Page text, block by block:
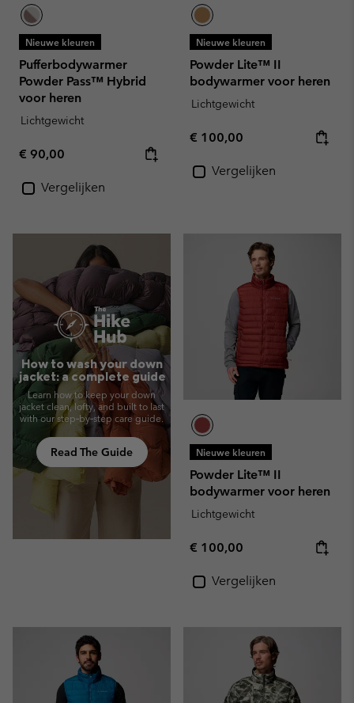
Nieuwe kleuren
Pufferbodywarmer
Powder Pass™ Hybrid
voor heren
Lichtgewicht
Regular price:
€ 90,00
Vergelijken
Nieuwe kleuren
Powder Lite™ II
bodywarmer voor heren
Lichtgewicht
Regular price:
€ 100,00
Vergelijken
How to wash your down
jacket: a complete guide
Learn how to keep your down
jacket clean, lofty, and built to last
with our step‑by‑step care guide.
Read The Guide Nieuwe kleuren
Powder Lite™ II
bodywarmer voor heren
Lichtgewicht
Regular price:
€ 100,00
Vergelijken